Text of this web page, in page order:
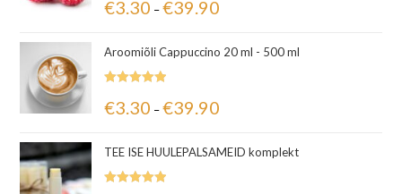
5.00/ 5
€3.30 – €39.90
Aroomiõli Cappuccino 20 ml - 500 ml
5.00/ 5
€3.30 – €39.90
TEE ISE HUULEPALSAMEID komplekt